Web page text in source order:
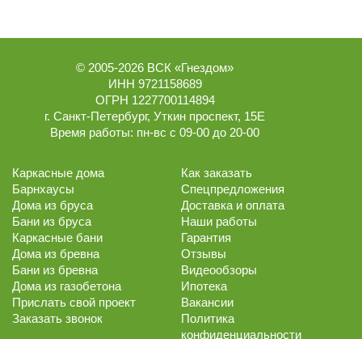
© 2005-2026 ВСК «Гнездом»
ИНН 9721158689
ОГРН 1227700114894
г. Санкт-Петербург, Уткин проспект, 15Е
Время работы: пн-вс с 09-00 до 20-00
Каркасные дома
Барнхаусы
Дома из бруса
Бани из бруса
Каркасные бани
Дома из бревна
Бани из бревна
Дома из газобетона
Прислать свой проект
Заказать звонок
Как заказать
Спецпредложения
Доставка и оплата
Наши работы
Гарантия
Отзывы
Видеообзоры
Ипотека
Вакансии
Политика
конфиденциальности